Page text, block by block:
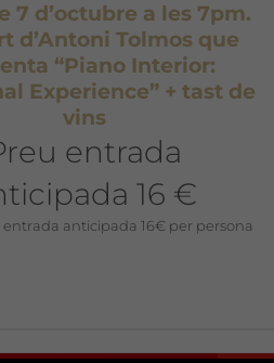
7 d’octubre a les 7pm.
d’Antoni Tolmos que
“Piano Interior:
Experience” + tast de
vins
entrada
16 €
entrada anticipada 16€ per persona